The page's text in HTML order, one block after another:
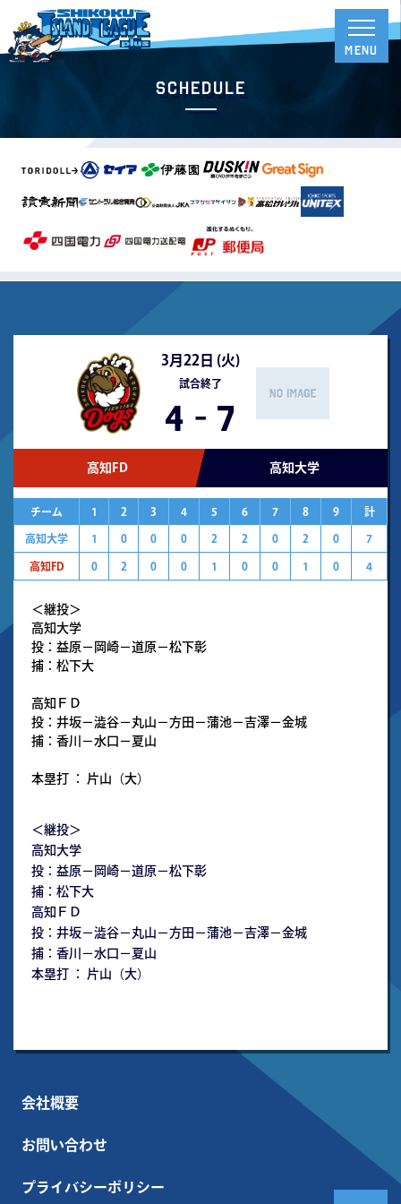
Schedule
3月22日 (火)
試合終了
4 - 7
高知FD 高知大学
チーム 1 2 3 4 5 6 7 8 9 計
高知大学 1 0 0 0 2 2 0 2 0 7
高知FD 0 2 0 0 1 0 0 1 0 4
＜継投＞
高知大学
投：益原－岡崎－道原－松下彰
捕：松下大
高知ＦＤ
投：井坂－澁谷－丸山－方田－蒲池－吉澤－金城
捕：香川－水口－夏山
本塁打 ： 片山（大）
＜継投＞
高知大学
投：益原－岡崎－道原－松下彰
捕：松下大
高知ＦＤ
投：井坂－澁谷－丸山－方田－蒲池－吉澤－金城
捕：香川－水口－夏山
本塁打 ： 片山（大）
会社概要
お問い合わせ
プライバシーポリシー